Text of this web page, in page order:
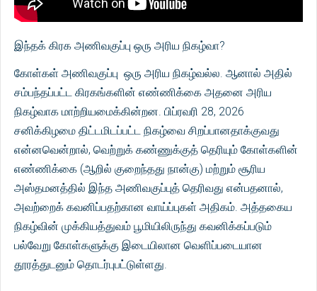
இந்தக் கிரக அணிவகுப்பு ஒரு அரிய நிகழ்வா?
கோள்கள் அணிவகுப்பு ஒரு அரிய நிகழ்வல்ல. ஆனால் அதில்
சம்பந்தப்பட்ட கிரகங்களின் எண்ணிக்கை அதனை அரிய
நிகழ்வாக மாற்றியமைக்கின்றன. பிப்ரவரி 28, 2026
சனிக்கிழமை திட்டமிடப்பட்ட நிகழ்வை சிறப்பானதாக்குவது
என்னவென்றால், வெற்றுக் கண்ணுக்குத் தெரியும் கோள்களின்
எண்ணிக்கை (ஆறில் குறைந்தது நான்கு) மற்றும் சூரிய
அஸ்தமனத்தில் இந்த அணிவகுப்புத் தெரிவது என்பதனால்,
அவற்றைக் கவனிப்பதற்கான வாய்ப்புகள் அதிகம். அத்தகைய
நிகழ்வின் முக்கியத்துவம் பூமியிலிருந்து கவனிக்கப்படும்
பல்வேறு கோள்களுக்கு இடையிலான வெளிப்படையான
தூரத்துடனும் தொடர்புபட்டுள்ளது.